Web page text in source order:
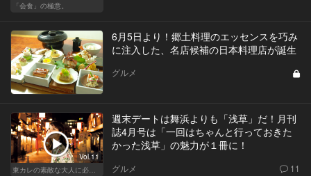
「会食」の極意。
6月5日より！郷土料理のエッセンスを巧み
に注入した、名店候補の日本料理店が誕生
グルメ
Vol.11
東カレの素敵な大人に必要なこと
週末デートは舞浜よりも「浅草」だ！月刊
誌4月号は「一回はちゃんと行っておきた
かった浅草」の魅力が１冊に！
グルメ 11